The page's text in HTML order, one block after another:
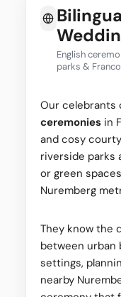
English
parks &
Our celebrants
ceremonies in
and cosy
riverside parks
or green
Nuremberg
They know the
between urban
settings,
nearby